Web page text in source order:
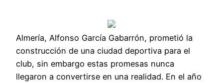
Almería, Alfonso García Gabarrón, prometió la
construcción de una ciudad deportiva para el
club, sin embargo estas promesas nunca
llegaron a convertirse en una realidad. En el año